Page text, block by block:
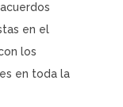
en el
los
en toda la